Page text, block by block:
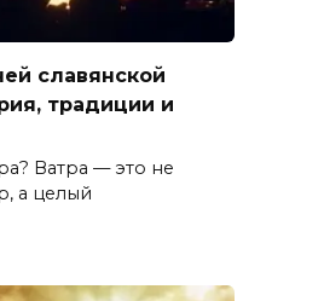
славянской
традиции и
Ватра — это не
а целый